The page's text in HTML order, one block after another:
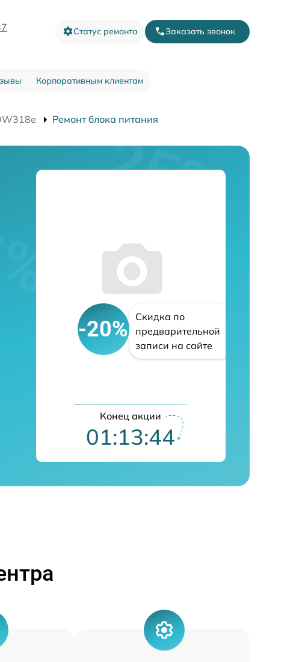
Статус ремонта Заказать звонок
Корпоративным клиентам
Ремонт блока питания
-20%
Скидка по
предварительной
записи на сайте
Конец акции
01:13:43